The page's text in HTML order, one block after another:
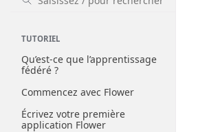
TUTORIEL
Qu’est-ce que l’apprentissage
fédéré ?
Commencez avec Flower
Écrivez votre première
application Flower